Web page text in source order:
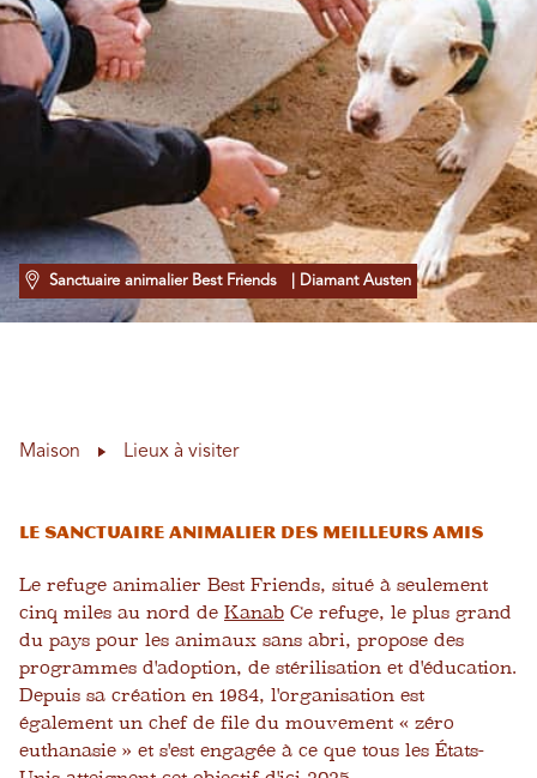
Sanctuaire animalier Best Friends | Diamant Austen
Maison Lieux à visiter
LE SANCTUAIRE ANIMALIER DES MEILLEURS AMIS
Le refuge animalier Best Friends, situé à seulement
cinq miles au nord de Kanab Ce refuge, le plus grand
du pays pour les animaux sans abri, propose des
programmes d'adoption, de stérilisation et d'éducation.
Depuis sa création en 1984, l'organisation est
également un chef de file du mouvement « zéro
euthanasie » et s'est engagée à ce que tous les États-